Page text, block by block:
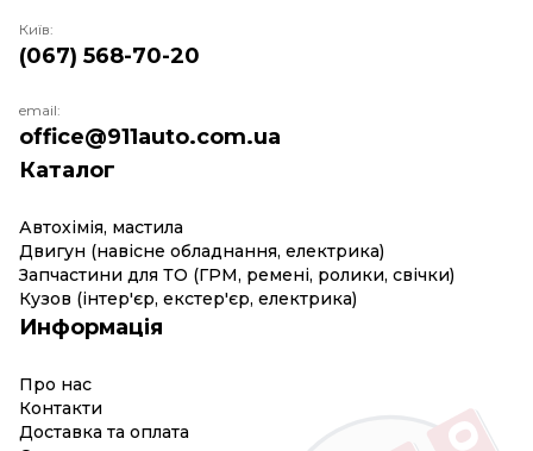
Каталог
Автохімія, мастила
Двигун (навісне обладнання, електрика)
Запчастини для ТО (ГРМ, ремені, ролики, свічки)
Кузов (інтер'єр, екстер'єр, електрика)
Информація
Про нас
Контакти
Доставка та оплата
Київ:
(067) 568-70-20
email:
office@911auto.com.ua